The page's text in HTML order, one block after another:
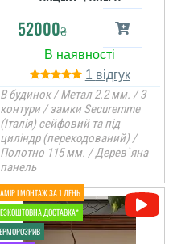
Вероніка
Питання поирібно було
вирішувати, так як старі
52000₴
1
В будинок / Метал 2.2 мм. / 3
контури / замки Securemme
(Італія) сейфовий та під
циліндр (перекодований) /
Полотно 115 мм. / Дерев`яна
панель